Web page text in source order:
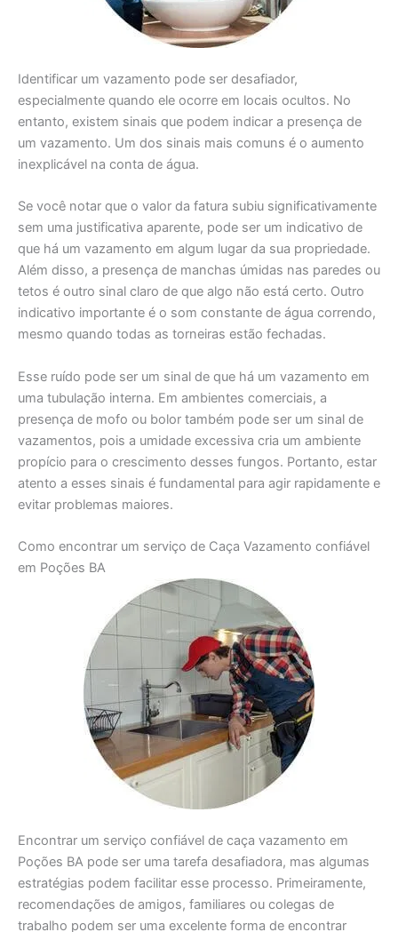
Identificar um vazamento pode ser desafiador,
especialmente quando ele ocorre em locais ocultos. No
entanto, existem sinais que podem indicar a presença de
um vazamento. Um dos sinais mais comuns é o aumento
inexplicável na conta de água.
Se você notar que o valor da fatura subiu significativamente
sem uma justificativa aparente, pode ser um indicativo de
que há um vazamento em algum lugar da sua propriedade.
Além disso, a presença de manchas úmidas nas paredes ou
tetos é outro sinal claro de que algo não está certo. Outro
indicativo importante é o som constante de água correndo,
mesmo quando todas as torneiras estão fechadas.
Esse ruído pode ser um sinal de que há um vazamento em
uma tubulação interna. Em ambientes comerciais, a
presença de mofo ou bolor também pode ser um sinal de
vazamentos, pois a umidade excessiva cria um ambiente
propício para o crescimento desses fungos. Portanto, estar
atento a esses sinais é fundamental para agir rapidamente e
evitar problemas maiores.
Como encontrar um serviço de Caça Vazamento confiável
em Poções BA
Encontrar um serviço confiável de caça vazamento em
Poções BA pode ser uma tarefa desafiadora, mas algumas
estratégias podem facilitar esse processo. Primeiramente,
recomendações de amigos, familiares ou colegas de
trabalho podem ser uma excelente forma de encontrar